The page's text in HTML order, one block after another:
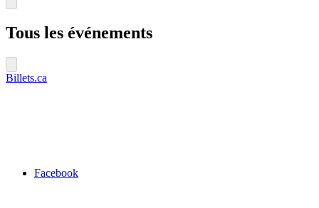
Tous les événements
Billets.ca
Facebook